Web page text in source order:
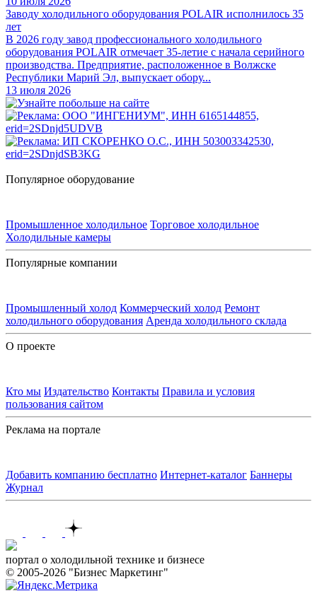
Заводу холодильного оборудования POLAIR исполнилось 35
лет
В 2026 году завод профессионального холодильного
оборудования POLAIR отмечает 35-летие с начала серийного
производства. Предприятие, расположенное в Волжске
Республики Марий Эл, выпускает обору...
13 июля 2026
Популярное оборудование
Промышленное холодильное Торговое холодильное
Холодильные камеры
Популярные компании
Промышленный холод Коммерческий холод Ремонт
холодильного оборудования Аренда холодильного склада
О проекте
Кто мы Издательство Контакты Правила и условия
пользования сайтом
Реклама на портале
Добавить компанию бесплатно Интернет-каталог Баннеры
Журнал
портал о холодильной технике и бизнесе
© 2005-2026 "Бизнес Маркетинг"